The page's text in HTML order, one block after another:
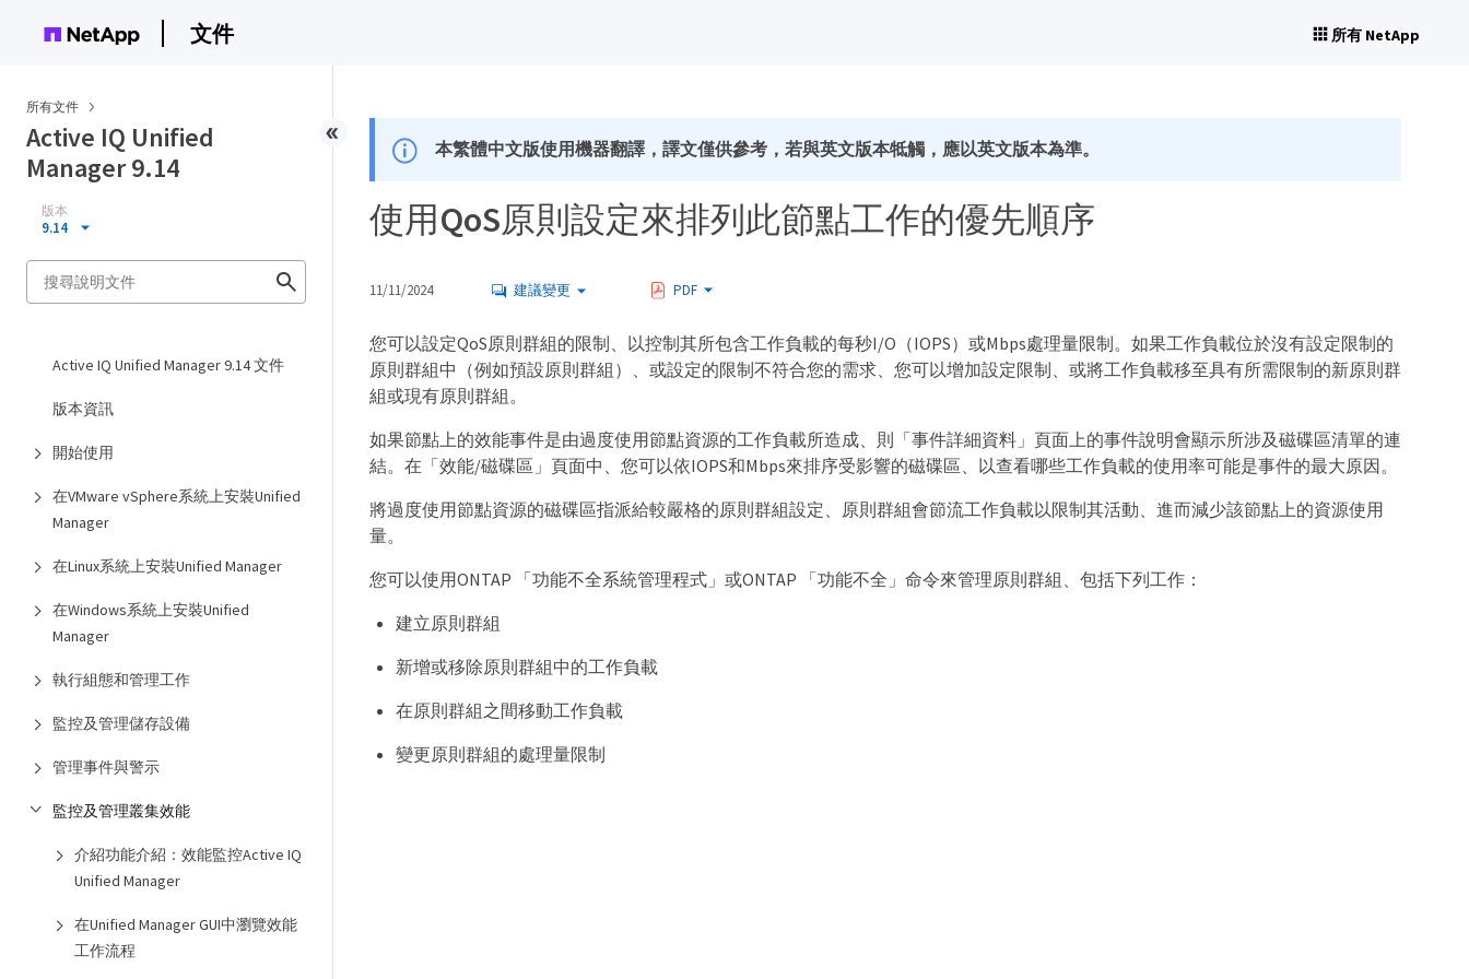
文件 所有 NetApp
所有文件
Active IQ Unified
Manager 9.14
版本
9.14
Active IQ Unified Manager 9.14 文件
版本資訊
開始使用
在VMware vSphere系統上安裝Unified
Manager
在Linux系統上安裝Unified Manager
在Windows系統上安裝Unified
Manager
執行組態和管理工作
監控及管理儲存設備
管理事件與警示
監控及管理叢集效能
介紹功能介紹：效能監控Active IQ
Unified Manager
在Unified Manager GUI中瀏覽效能
工作流程
本繁體中文版使用機器翻譯，譯文僅供參考，若與英文版本牴觸，應以英文版本為準。
使用QoS原則設定來排列此節點工作的優先順序
11/11/2024 建議變更 PDF
您可以設定QoS原則群組的限制、以控制其所包含工作負載的每秒I/O（IOPS）或Mbps處理量限制。如果工作負載位於沒有設定限制的
原則群組中（例如預設原則群組）、或設定的限制不符合您的需求、您可以增加設定限制、或將工作負載移至具有所需限制的新原則群
組或現有原則群組。
如果節點上的效能事件是由過度使用節點資源的工作負載所造成、則「事件詳細資料」頁面上的事件說明會顯示所涉及磁碟區清單的連
結。在「效能/磁碟區」頁面中、您可以依IOPS和Mbps來排序受影響的磁碟區、以查看哪些工作負載的使用率可能是事件的最大原因。
將過度使用節點資源的磁碟區指派給較嚴格的原則群組設定、原則群組會節流工作負載以限制其活動、進而減少該節點上的資源使用
量。
您可以使用ONTAP 「功能不全系統管理程式」或ONTAP 「功能不全」命令來管理原則群組、包括下列工作：
建立原則群組
新增或移除原則群組中的工作負載
在原則群組之間移動工作負載
變更原則群組的處理量限制